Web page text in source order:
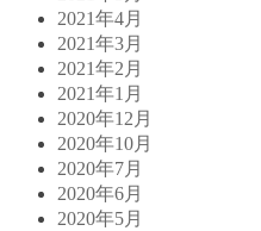
2021年4月
2021年3月
2021年2月
2021年1月
2020年12月
2020年10月
2020年7月
2020年6月
2020年5月